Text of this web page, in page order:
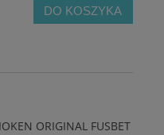
DO KOSZYKA
ORIGINAL FUSBET